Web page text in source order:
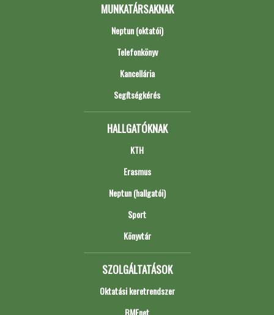
MUNKATÁRSAKNAK
Neptun (oktatói)
Telefonkönyv
Kancellária
Segítségkérés
HALLGATÓKNAK
KTH
Erasmus
Neptun (hallgatói)
Sport
Könyvtár
SZOLGÁLTATÁSOK
Oktatási keretrendszer
BMEnet